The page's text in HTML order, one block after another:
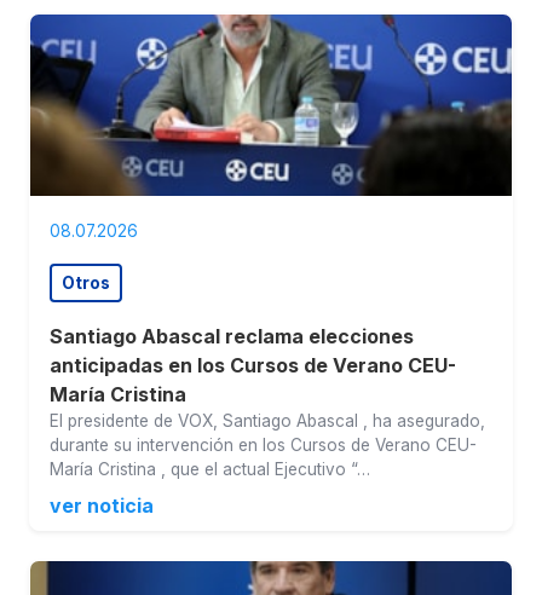
08.07.2026
Otros
Santiago Abascal reclama elecciones
anticipadas en los Cursos de Verano CEU-
María Cristina
El presidente de VOX, Santiago Abascal , ha asegurado,
durante su intervención en los Cursos de Verano CEU-
María Cristina , que el actual Ejecutivo “…
ver noticia